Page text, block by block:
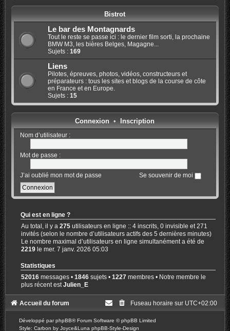
Bistrot
Le bar des Montagnards
Tout le reste se passe ici : le dernier film sorti, la prochaine
BMW M3, les bières Belges, Magagne...
Sujets : 169
Liens
Pilotes, épreuves, photos, vidéos, constructeurs et
préparateurs : tous les sites et blogs de la course de côte
en France et en Europe.
Sujets : 15
Connexion • Inscription
Nom d’utilisateur :
Mot de passe :
J’ai oublié mon mot de passe Se souvenir de moi
Qui est en ligne ?
Au total, il y a275 utilisateurs en ligne :: 4 inscrits, 0 invisible et 271
invités (selon le nombre d’utilisateurs actifs des 5 dernières minutes)
Le nombre maximal d’utilisateurs en ligne simultanément a été de
2219 le mer. 7 janv. 2026 05:03
Statistiques
52016 messages •1846 sujets •1227 membres • Notre membre le
plus récent estJulien_E
Accueil du forum Fuseau horaire sur UTC+02:00
Développé parphpBB® Forum Software © phpBB Limited
Style: Carbon by Joyce&Luna phpBB-Style-Design